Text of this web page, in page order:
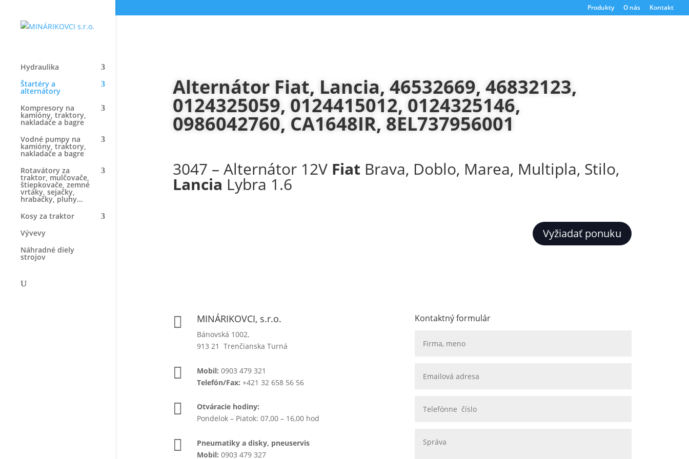
Produkty O nás Kontakt
Hydraulika
Štartéry a
alternátory
Kompresory na
kamióny, traktory,
nakladače a bagre
Vodné pumpy na
kamióny, traktory,
nakladače a bagre
Rotavátory za
traktor, mulčovače,
štiepkovače, zemné
vrtáky, sejačky,
hrabačky, pluhy…
Kosy za traktor
Vývevy
Náhradné diely
strojov
Alternátor Fiat, Lancia, 46532669, 46832123,
0124325059, 0124415012, 0124325146,
0986042760, CA1648IR, 8EL737956001
3047 – Alternátor 12V Fiat Brava, Doblo, Marea, Multipla, Stilo,
Lancia Lybra 1.6
Vyžiadať ponuku
 MINÁRIKOVCI, s.r.o.
Bánovská 1002,
913 21 Trenčianska Turná
 Mobil: 0903 479 321
Telefón/Fax: +421 32 658 56 56

Otváracie hodiny:
Pondelok – Piatok: 07,00 – 16,00 hod

Pneumatiky a disky, pneuservis
Mobil: 0903 479 327
Kontaktný formulár